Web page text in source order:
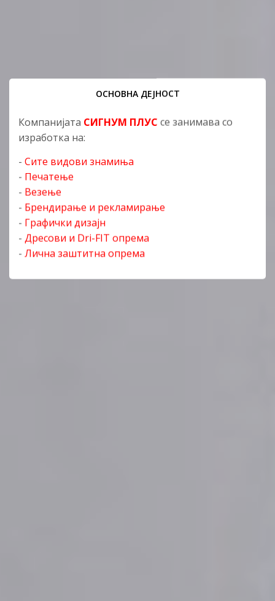
ОСНОВНА ДЕЈНОСТ
Компанијата СИГНУМ ПЛУС се занимава со
изработка на:
- Сите видови знамиња
- Печатење
- Везење
- Брендирање и рекламирање
- Графички дизајн
- Дресови и Dri-FIT опрема
- Лична заштитна опрема